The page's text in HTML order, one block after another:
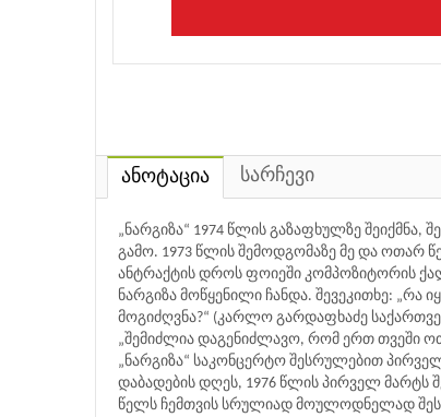
ანოტაცია სარჩევი
„ნარგიზა“ 1974 წლის გაზაფხულზე შეიქმნა,
გამო. 1973 წლის შემოდგომაზე მე და ოთარ
ანტრაქტის დროს ფოიეში კომპოზიტორის
ნარგიზა მოწყენილი ჩანდა. შევეკითხე: „რა
მოგიძღვნა?“ (კარლო გარდაფხაძე
„შემიძლია დაგენიძლავო, რომ ერთ თვეში
„ნარგიზა“ საკონცერტო შესრულებით
დაბადების დღეს, 1976 წლის პირველ მარტს
წელს ჩემთვის სრულიად მოულოდნელად